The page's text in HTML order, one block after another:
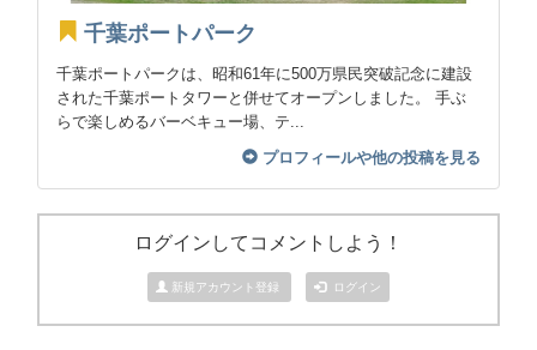
千葉ポートパーク
千葉ポートパークは、昭和61年に500万県民突破記念に建設
された千葉ポートタワーと併せてオープンしました。 手ぶ
らで楽しめるバーベキュー場、テ...
プロフィールや他の投稿を見る
ログインしてコメントしよう！
新規アカウント登録 ログイン